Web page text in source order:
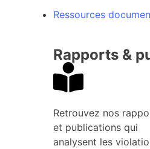
Ressources
Rapports &
Retrouvez nos
et publications qui
analysent les